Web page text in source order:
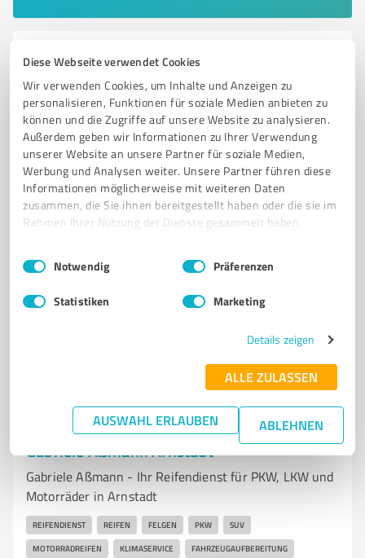
Diese Webseite verwendet Cookies
Wir verwenden Cookies, um Inhalte und Anzeigen zu
personalisieren, Funktionen für soziale Medien anbieten zu
können und die Zugriffe auf unsere Website zu analysieren.
Außerdem geben wir Informationen zu Ihrer Verwendung
unserer Website an unsere Partner für soziale Medien,
Werbung und Analysen weiter. Unsere Partner führen diese
Informationen möglicherweise mit weiteren Daten
zusammen, die Sie ihnen bereitgestellt haben oder die sie im
Rahmen Ihrer Nutzung der Dienste gesammelt haben.
Impressum Datenschutzbestimmungen
Einwilligungsauswahl
Notwendig Präferenzen
Statistiken Marketing
Details zeigen
ALLE ZULASSEN
AUSWAHL ERLAUBEN ABLEHNEN
6 Kfz-Dienstleistungen
KfZ-Meisterbetrieb Thomas Wedemeier
KfZ-Meisterbetrieb für Inspektionen und Reparaturen
in Arnstadt
KFZ-WERKSTATT ARNSTADT INSPEKTION HAUPTUNTERSUCHUNG
ABGASUNTERSUCHUNG
FEHLERDIAGNOSE KLIMASERVICE SMART REPAIR
FAHRZEUG-CHECKS HOL- UND BRING-DIENST
Bierweg 9, 99310 Arnstadt
Kfz-Dienstleistungen
Gabriele Aßmann Arnstadt
Gabriele Aßmann - Ihr Reifendienst für PKW, LKW und
Motorräder in Arnstadt
REIFENDIENST REIFEN FELGEN PKW SUV
MOTORRADREIFEN KLIMASERVICE FAHRZEUGAUFBEREITUNG